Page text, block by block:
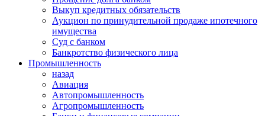
Выкуп кредитных обязательств
Аукцион по принудительной продаже ипотечного
имущества
Суд с банком
Банкротство физического лица
Промышленность
назад
Авиация
Автопромышленность
Агропромышленность